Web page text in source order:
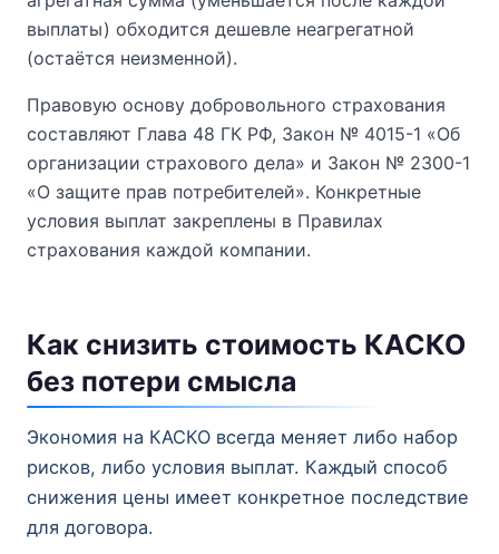
выплаты) обходится дешевле неагрегатной
(остаётся неизменной).
Правовую основу добровольного страхования
составляют Глава 48 ГК РФ, Закон № 4015-1 «Об
организации страхового дела» и Закон № 2300-1
«О защите прав потребителей». Конкретные
условия выплат закреплены в Правилах
страхования каждой компании.
Как снизить стоимость КАСКО
без потери смысла
Экономия на КАСКО всегда меняет либо набор
рисков, либо условия выплат. Каждый способ
снижения цены имеет конкретное последствие
для договора.